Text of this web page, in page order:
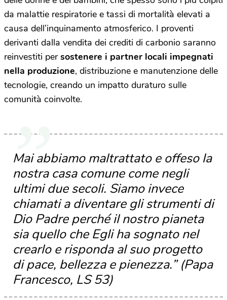
da malattie respiratorie e tassi di mortalità elevati a
causa dell’inquinamento atmosferico. I proventi
derivanti dalla vendita dei crediti di carbonio saranno
reinvestiti persostenere i partner locali impegnati
nella produzione, distribuzione e manutenzione delle
tecnologie, creando un impatto duraturo sulle
comunità coinvolte.
Mai abbiamo maltrattato e offeso la
nostra casa comune come negli
ultimi due secoli. Siamo invece
chiamati a diventare gli strumenti di
Dio Padre perché il nostro pianeta
sia quello che Egli ha sognato nel
crearlo e risponda al suo progetto
di pace, bellezza e pienezza.” (Papa
Francesco, LS 53)